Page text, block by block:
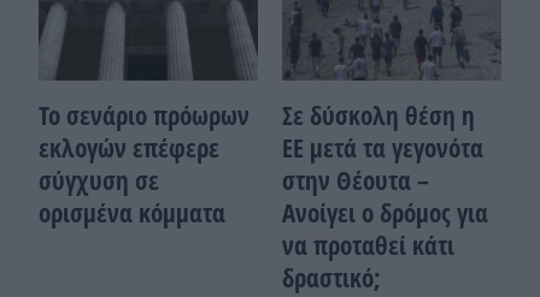
Το σενάριο πρόωρων
εκλογών επέφερε
σύγχυση σε
ορισμένα κόμματα
Σε δύσκολη θέση η
ΕΕ μετά τα γεγονότα
στην Θέουτα –
Ανοίγει ο δρόμος για
να προταθεί κάτι
δραστικό;